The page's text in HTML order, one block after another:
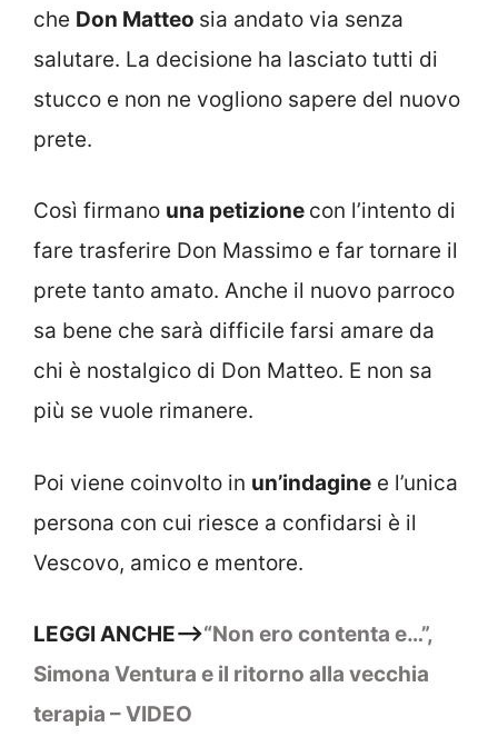
che Don Matteo sia andato via senza
salutare. La decisione ha lasciato tutti di
stucco e non ne vogliono sapere del nuovo
prete.
Così firmano una petizione con l’intento di
fare trasferire Don Massimo e far tornare il
prete tanto amato. Anche il nuovo parroco
sa bene che sarà difficile farsi amare da
chi è nostalgico di Don Matteo. E non sa
più se vuole rimanere.
Poi viene coinvolto in un’indagine e l’unica
persona con cui riesce a confidarsi è il
Vescovo, amico e mentore.
LEGGI ANCHE—>“Non ero contenta e…”,
Simona Ventura e il ritorno alla vecchia
terapia – VIDEO